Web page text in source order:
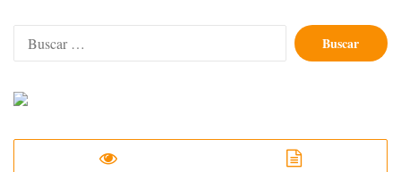
Buscar: